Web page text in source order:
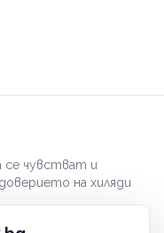
се чувстват и
на хиляди